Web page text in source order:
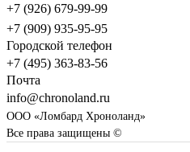
+7 (926) 679-99-99
+7 (909) 935-95-95
Городской телефон
+7 (495) 363-83-56
Почта
info@chronoland.ru
ООО «Ломбард Хроноланд»
Все права защищены ©